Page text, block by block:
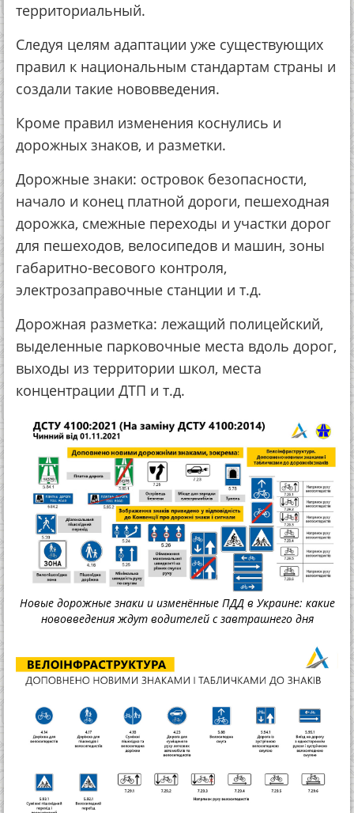
территориальный.
Следуя целям адаптации уже существующих
правил к национальным стандартам страны и
создали такие нововведения.
Кроме правил изменения коснулись и
дорожных знаков, и разметки.
Дорожные знаки: островок безопасности,
начало и конец платной дороги, пешеходная
дорожка, смежные переходы и участки дорог
для пешеходов, велосипедов и машин, зоны
габаритно-весового контроля,
электрозаправочные станции и т.д.
Дорожная разметка: лежащий полицейский,
выделенные парковочные места вдоль дорог,
выходы из территории школ, места
концентрации ДТП и т.д.
Новые дорожные знаки и изменённые ПДД в Украине: какие
нововведения ждут водителей с завтрашнего дня